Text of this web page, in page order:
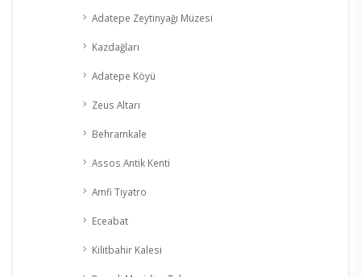
Adatepe Zeytinyağı Müzesi
Kazdağları
Adatepe Köyü
Zeus Altarı
Behramkale
Assos Antik Kenti
Amfi Tiyatro
Eceabat
Kilitbahir Kalesi